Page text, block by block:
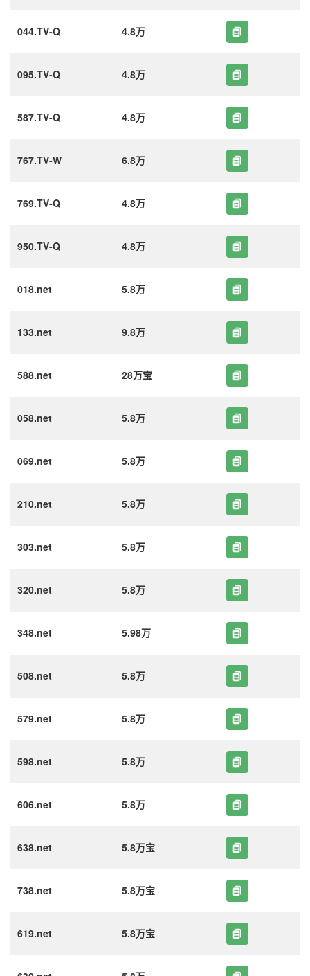
044.TV-Q 4.8万
095.TV-Q 4.8万
587.TV-Q 4.8万
767.TV-W 6.8万
769.TV-Q 4.8万
950.TV-Q 4.8万
018.net 5.8万
133.net 9.8万
588.net 28万宝
058.net 5.8万
069.net 5.8万
210.net 5.8万
303.net 5.8万
320.net 5.8万
348.net 5.98万
508.net 5.8万
579.net 5.8万
598.net 5.8万
606.net 5.8万
638.net 5.8万宝
738.net 5.8万宝
619.net 5.8万宝